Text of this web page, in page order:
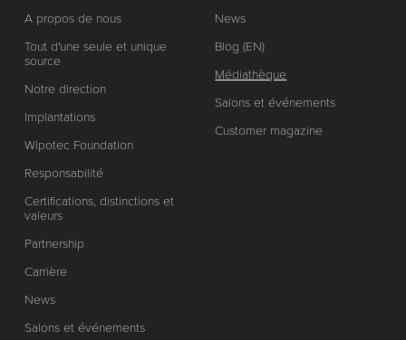
A propos de nous
Tout d'une seule et unique
source
Notre direction
Implantations
Wipotec Foundation
Responsabilité
Certifications, distinctions et
valeurs
Partnership
Carrière
News
Salons et événements
News
Blog (EN)
Médiathèque
Salons et événements
Customer magazine